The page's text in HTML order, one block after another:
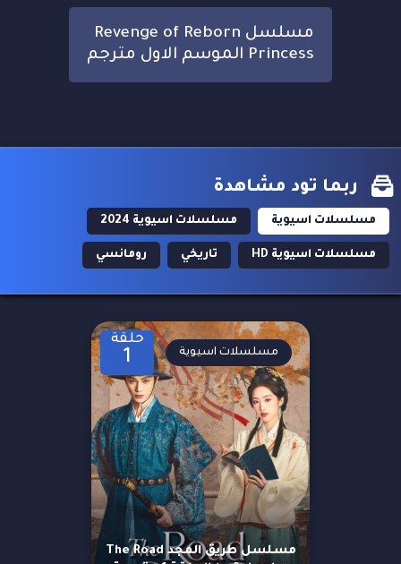
مسلسل Revenge of Reborn
Princess الموسم الاول مترجم
ربما تود مشاهدة
مسلسلات اسيوية مسلسلات اسيوية 2024
مسلسلات اسيوية HD تاريخي رومانسي
حلقة
1
مسلسل طريق المجد The Road
مسلسلات اسيوية